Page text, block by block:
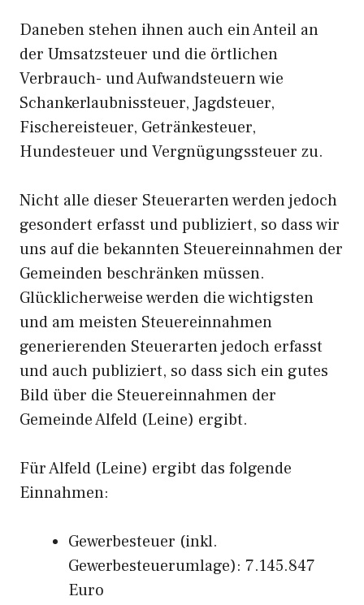
Daneben stehen ihnen auch ein Anteil an
der Umsatzsteuer und die örtlichen
Verbrauch- und Aufwandsteuern wie
Schankerlaubnissteuer, Jagdsteuer,
Fischereisteuer, Getränkesteuer,
Hundesteuer und Vergnügungssteuer zu.
Nicht alle dieser Steuerarten werden jedoch
gesondert erfasst und publiziert, so dass wir
uns auf die bekannten Steuereinnahmen der
Gemeinden beschränken müssen.
Glücklicherweise werden die wichtigsten
und am meisten Steuereinnahmen
generierenden Steuerarten jedoch erfasst
und auch publiziert, so dass sich ein gutes
Bild über die Steuereinnahmen der
Gemeinde Alfeld (Leine) ergibt.
Für Alfeld (Leine) ergibt das folgende
Einnahmen:
Gewerbesteuer (inkl.
Gewerbesteuerumlage): 7.145.847
Euro